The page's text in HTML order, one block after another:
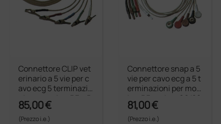
Connettore CLIP vet
erinario a 5 vie per c
avo ecg 5 terminazio
ni per monitor B3 e B
5 Vet - prima 06/200
6
85,00 €
(Prezzo i.e.)
Connettore snap a 5
vie per cavo ecg a 5 t
erminazioni per mon
itor B5 - prima 06/20
06
81,00 €
(Prezzo i.e.)